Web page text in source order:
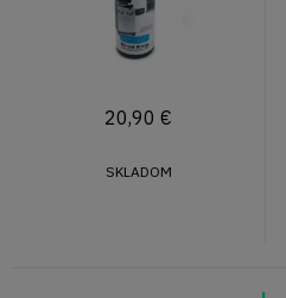
20,90 €
SKLADOM